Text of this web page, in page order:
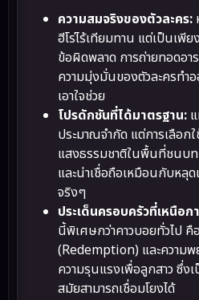
ความสมจริงของตัวละคร:
ฮีโร่ไร้เทียมทาน แต่เป็นเพี
ข้อผิดพลาด การถ่ายทอดอ
ความมุ่งมั่นของตัวละครทำอ
เอาใจช่วย
โปรดักชันที่ได้มาตรฐาน:
ประมาณจำกัด แต่การเลือก
แสงธรรมชาติในพื้นที่ชนบท
และน่าเชื่อถือเหมือนกับหลุ
จริงๆ
ประเด็นครอบครัวที่เหนือก
นี้พิเศษกว่าคาวบอยทั่วไป คื
(Redemption) และความพ
ความรุนแรงเพื่อลูกสาว ซึ่
สมัยสามารถเชื่อมโยงได้